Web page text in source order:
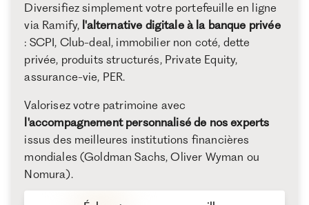
Diversifiez simplement votre portefeuille en ligne
via Ramify, l'alternative digitale à la banque privée
: SCPI, Club-deal, immobilier non coté, dette
privée, produits structurés, Private Equity,
assurance-vie, PER.
Valorisez votre patrimoine avec
l'accompagnement personnalisé de nos experts
issus des meilleures institutions financières
mondiales (Goldman Sachs, Oliver Wyman ou
Nomura).